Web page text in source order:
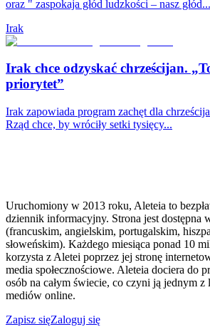
oraz " zaspokaja głód ludzkości – nasz głód...
Irak
Irak chce odzyskać chrześcijan.
priorytet”
Irak zapowiada program zachęt dla
Rząd chce, by wróciły setki tysięcy...
Uruchomiony w 2013 roku, Aleteia to
dziennik informacyjny. Strona jest dostępna
(francuskim, angielskim, portugalskim,
słoweńskim). Każdego miesiąca ponad 10
korzysta z Aletei poprzez jej stronę
media społecznościowe. Aleteia dociera do
osób na całym świecie, co czyni ją jednym
mediów online.
Zapisz sięZaloguj się